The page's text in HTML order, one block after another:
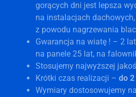
gorących dni jest lepsza
na instalacjach
z powodu nagrzewania
Gwarancja na wiatę ! – 2
na panele 25 lat, na
Stosujemy najwyższej
Krótki czas realizacji – do
Wymiary dostosowujemy